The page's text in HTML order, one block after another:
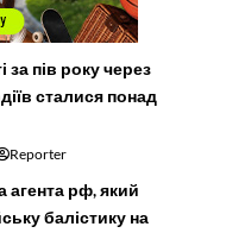
за пів року через
сталися понад
Reporter
агента рф, який
балістику на